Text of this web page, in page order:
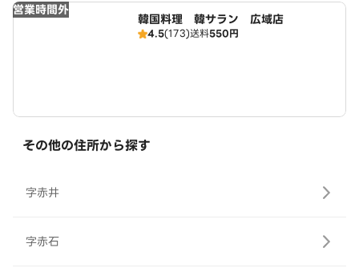
営業時間外
韓国料理 韓サラン 広域店
4.5(173)送料550円
その他の住所から探す
字赤井
字赤石